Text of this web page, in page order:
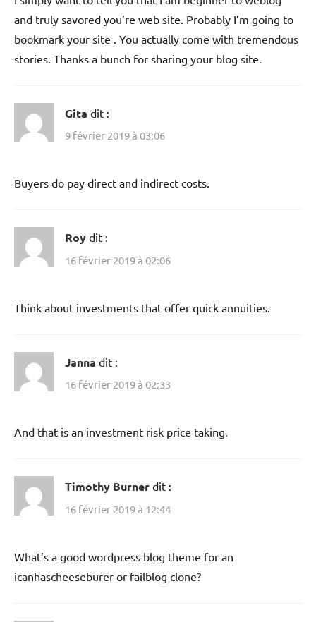
and truly savored you’re web site. Probably I’m going to
bookmark your site . You actually come with tremendous
stories. Thanks a bunch for sharing your blog site.
Gita dit :
9 février 2019 à 03:06
Buyers do pay direct and indirect costs.
Roy dit :
16 février 2019 à 02:06
Think about investments that offer quick annuities.
Janna dit :
16 février 2019 à 02:33
And that is an investment risk price taking.
Timothy Burner dit :
16 février 2019 à 12:44
What’s a good wordpress blog theme for an
icanhascheeseburer or failblog clone?